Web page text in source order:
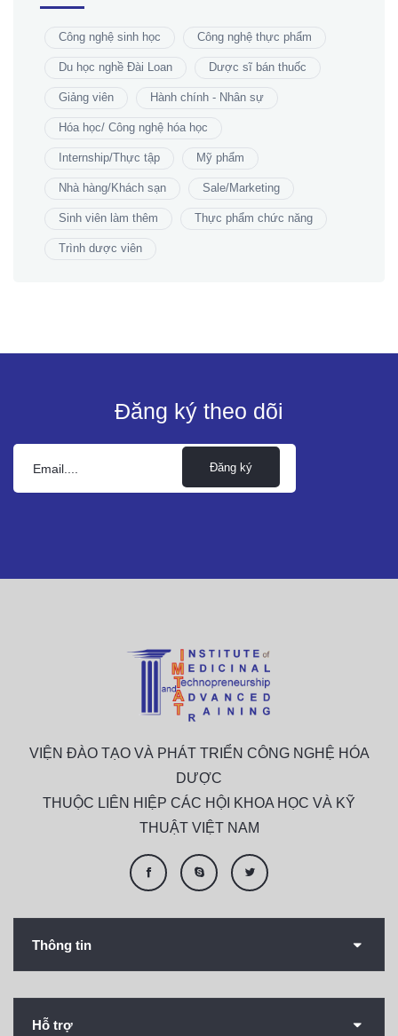
Công nghệ sinh học Công nghệ thực phẩm
Du học nghề Đài Loan Dược sĩ bán thuốc
Giảng viên Hành chính - Nhân sự
Hóa học/ Công nghệ hóa học
Internship/Thực tập Mỹ phẩm
Nhà hàng/Khách sạn Sale/Marketing
Sinh viên làm thêm Thực phẩm chức năng
Trình dược viên
Đăng ký theo dõi
Đăng ký
VIỆN ĐÀO TẠO VÀ PHÁT TRIỂN CÔNG NGHỆ HÓA
DƯỢC
THUỘC LIÊN HIỆP CÁC HỘI KHOA HỌC VÀ KỸ
THUẬT VIỆT NAM
Thông tin
Hỗ trợ